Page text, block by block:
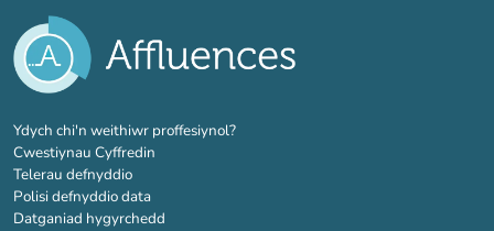
Ydych chi'n weithiwr proffesiynol?(tab newydd)
Cwestiynau Cyffredin
Telerau defnyddio
Polisi defnyddio data
Datganiad hygyrchedd